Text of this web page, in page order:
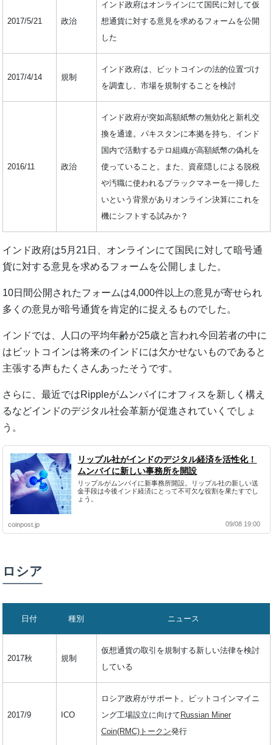
2017/5/21 政治
インド政府はオンラインにて国民に対して仮
想通貨に対する意見を求めるフォームを公開
した
2017/4/14 規制
インド政府は、ビットコインの法的位置づけ
を調査し、市場を規制することを検討
2016/11 政治
インド政府が突如高額紙幣の無効化と新札交
換を通達。パキスタンに本拠を持ち、インド
国内で活動するテロ組織が高額紙幣の偽札を
使っていること。また、資産隠しによる脱税
や汚職に使われるブラックマネーを一掃した
いという背景がありオンライン決算にこれを
機にシフトする試みか？
インド政府は5月21日、オンラインにて国民に対して暗号通
貨に対する意見を求めるフォームを公開しました。
10日間公開されたフォームは4,000件以上の意見が寄せられ
多くの意見が暗号通貨を肯定的に捉えるものでした。
インドでは、人口の平均年齢が25歳と言われ今回若者の中に
はビットコインは将来のインドには欠かせないものであると
主張する声もたくさんあったそうです。
さらに、最近ではRippleがムンバイにオフィスを新しく構え
るなどインドのデジタル社会革新が促進されていくでしょ
う。
リップル社がインドのデジタル経済を活性化！
ムンバイに新しい事務所を開設
リップルがムンバイに新事務所開設。リップル社の新しい送
金手段は今後インド経済にとって不可欠な役割を果たすでし
ょう。
coinpost.jp 09/08 19:00
ロシア
日付 種別 ニュース
2017秋 規制
仮想通貨の取引を規制する新しい法律を検討
している
2017/9 ICO
ロシア政府がサポート。ビットコインマイニ
ング工場設立に向けて Russian Miner
Coin(RMC)トークン発行